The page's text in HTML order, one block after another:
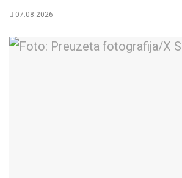
07.08.2026